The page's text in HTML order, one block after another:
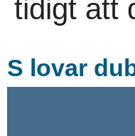
tidigt att
S lovar